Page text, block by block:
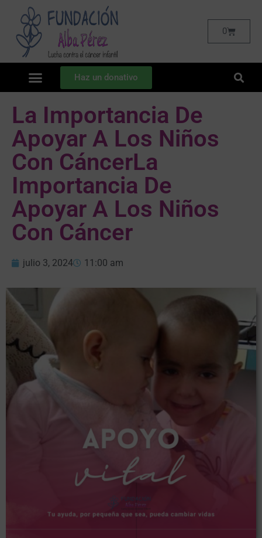
0
Haz un donativo
La Importancia De
Apoyar A Los Niños
Con CáncerLa
Importancia De
Apoyar A Los Niños
Con Cáncer
julio 3, 2024 11:00 am